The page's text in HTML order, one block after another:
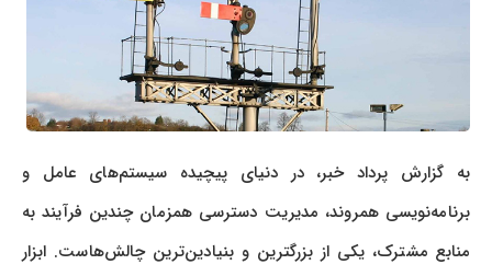
به گزارش پرداد خبر، در دنیای پیچیده سیستم‌های عامل و
برنامه‌نویسی همروند، مدیریت دسترسی همزمان چندین فرآیند به
منابع مشترک، یکی از بزرگترین و بنیادین‌ترین چالش‌هاست. ابزار